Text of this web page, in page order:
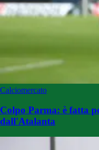
Calciomercato
Colpo Parma: è fatta
dall'Atalanta